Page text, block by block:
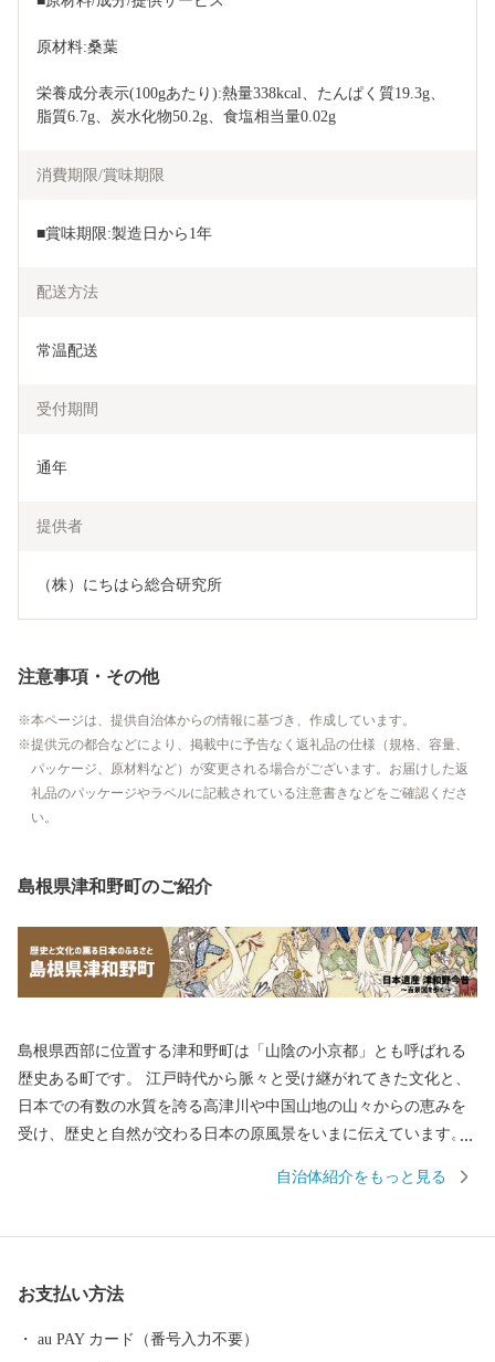
原材料:桑葉
栄養成分表示(100gあたり):熱量338kcal、たんぱく質19.3g、
脂質6.7g、炭水化物50.2g、食塩相当量0.02g
消費期限/賞味期限
■賞味期限:製造日から1年
配送方法
常温配送
受付期間
通年
提供者
（株）にちはら総合研究所
注意事項・その他
本ページは、提供自治体からの情報に基づき、作成しています。
提供元の都合などにより、掲載中に予告なく返礼品の仕様（規格、容量、
パッケージ、原材料など）が変更される場合がございます。お届けした返
礼品のパッケージやラベルに記載されている注意書きなどをご確認くださ
い。
島根県津和野町のご紹介
島根県西部に位置する津和野町は「山陰の小京都」とも呼ばれる
歴史ある町です。 江戸時代から脈々と受け継がれてきた文化と、
日本での有数の水質を誇る高津川や中国山地の山々からの恵みを
受け、歴史と自然が交わる日本の原風景をいまに伝えています。
比することが可能となっています。 この町に残る伝統や物語が一
自治体紹介をもっと見る
お支払い方法
au PAY カード（番号入力不要）